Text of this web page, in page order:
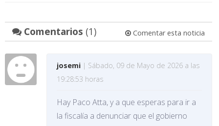
Comentarios (1) Comentar esta noticia
josemi | Sábado, 09 de Mayo de 2026 a las
19:28:53 horas
Hay Paco Atta, y a que esperas para ir a
la fiscalía a denunciar que el gobierno